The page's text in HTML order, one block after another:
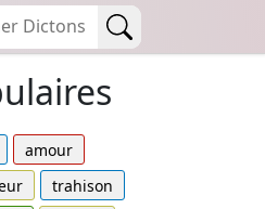
amour
trahison